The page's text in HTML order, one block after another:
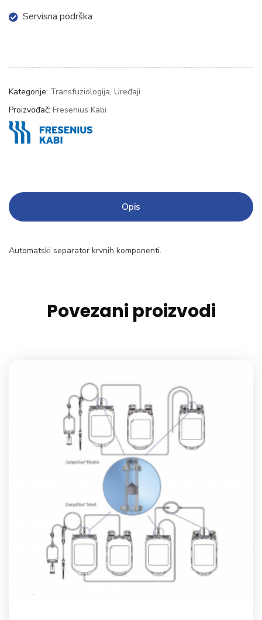
Servisna podrška
Kategorije: Transfuziologija, Uređaji
Proizvođač: Fresenius Kabi
Opis
Automatski separator krvnih komponenti.
Povezani proizvodi